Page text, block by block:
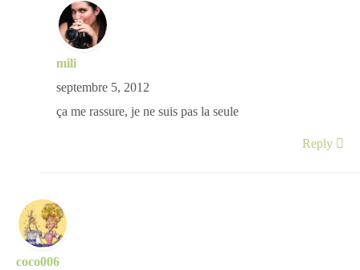
mili
septembre 5, 2012
ça me rassure, je ne suis pas la seule
Reply
coco006